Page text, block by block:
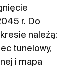
r. Do
należą:
tunelowy,
i mapa